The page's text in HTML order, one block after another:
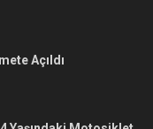
Açıldı